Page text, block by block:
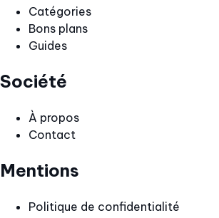
Catégories
Bons plans
Guides
Société
À propos
Contact
Mentions
Politique de confidentialité